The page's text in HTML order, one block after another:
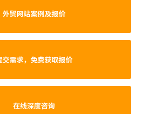
外贸网站案例及报价
交需求，免费获取报价
在线深度咨询